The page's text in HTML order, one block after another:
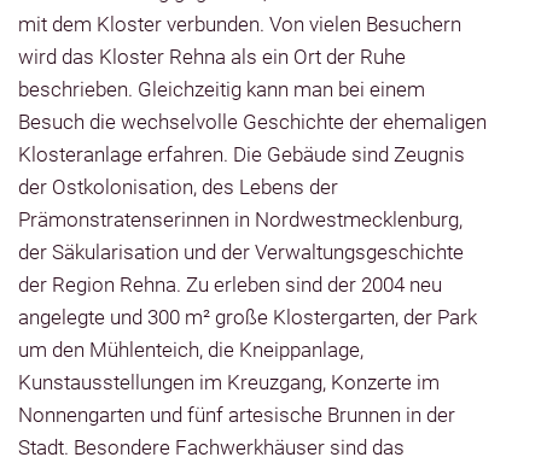
mit dem Kloster verbunden. Von vielen Besuchern
wird das Kloster Rehna als ein Ort der Ruhe
beschrieben. Gleichzeitig kann man bei einem
Besuch die wechselvolle Geschichte der ehemaligen
Klosteranlage erfahren. Die Gebäude sind Zeugnis
der Ostkolonisation, des Lebens der
Prämonstratenserinnen in Nordwestmecklenburg,
der Säkularisation und der Verwaltungsgeschichte
der Region Rehna. Zu erleben sind der 2004 neu
angelegte und 300 m² große Klostergarten, der Park
um den Mühlenteich, die Kneippanlage,
Kunstausstellungen im Kreuzgang, Konzerte im
Nonnengarten und fünf artesische Brunnen in der
Stadt. Besondere Fachwerkhäuser sind das